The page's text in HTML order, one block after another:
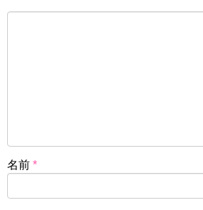
名前 *